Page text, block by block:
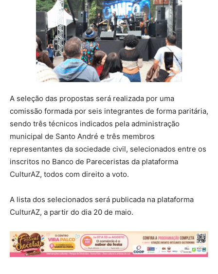
A seleção das propostas será realizada por uma
comissão formada por seis integrantes de forma paritária,
sendo três técnicos indicados pela administração
municipal de Santo André e três membros
representantes da sociedade civil, selecionados entre os
inscritos no Banco de Pareceristas da plataforma
CulturAZ, todos com direito a voto.
A lista dos selecionados será publicada na plataforma
CulturAZ, a partir do dia 20 de maio.